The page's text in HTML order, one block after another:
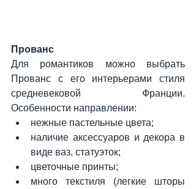
Прованс
Для романтиков можно выбрать
Прованс с его интерьерами стиля
средневековой Франции.
Особенности направлении:
нежные пастельные цвета;
наличие аксессуаров и декора в
виде ваз, статуэток;
цветочные принты;
много текстиля (легкие шторы